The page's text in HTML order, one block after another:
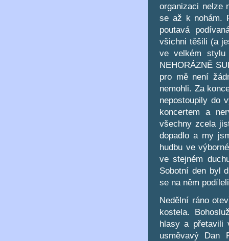
organizaci nelze
se až k nohám.
poutavá
všichni těšili (a
ve velkém
NEHORÁZNĚ
pro mě není
nemohli. Za
nepostoupily do
koncertem a
všechny zcela
dopadlo a my
hudbu ve
ve stejném
Sobotní den byl
se na něm
Nedělní ráno
kostela.
hlasy a přetavili
usměvavý Dan